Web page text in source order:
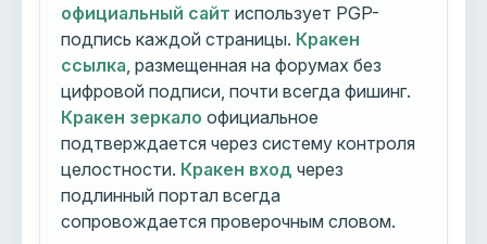
официальный сайт использует PGP-
подпись каждой страницы. Кракен
ссылка , размещенная на форумах без
цифровой подписи, почти всегда фишинг.
Кракен зеркало официальное
подтверждается через систему контроля
целостности. Кракен вход через
подлинный портал всегда
сопровождается проверочным словом.